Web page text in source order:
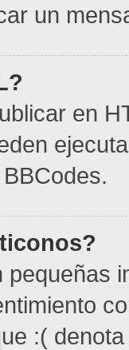
un
en
pequeñas
:(